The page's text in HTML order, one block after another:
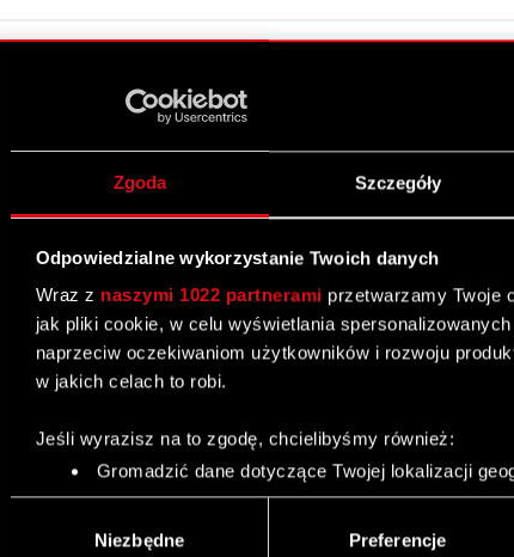
Zgoda Szczegóły
Odpowiedzialne wykorzystanie Twoich danych
Wraz z naszymi 1022 partnerami przetwarzamy Twoje
jak pliki cookie, w celu wyświetlania
naprzeciw oczekiwaniom użytkowników i rozwoju
w jakich celach to robi.
Jeśli wyrazisz na to zgodę, chcielibyśmy również:
Gromadzić dane dotyczące Twojej lokalizacji
Identyfikować Twoje urządzenie, aktywnie
Niezbędne Preferencje
nr 43/2009
0:00
umowy
nr 42/2009
0:00
do umowy znaczącej
nr 41/2009
0:00